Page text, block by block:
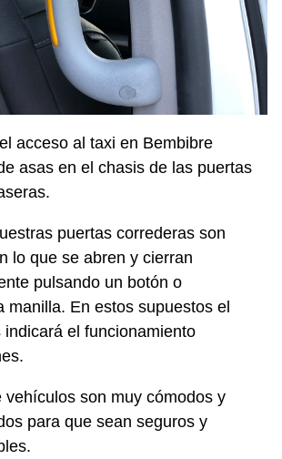
acceso al taxi en Bembibre
asas en el chasis de las puertas
puertas correderas son
lo que se abren y cierran
pulsando un botón o
manilla. En estos supuestos el
indicará el funcionamiento
vehículos son muy cómodos y
para que sean seguros y